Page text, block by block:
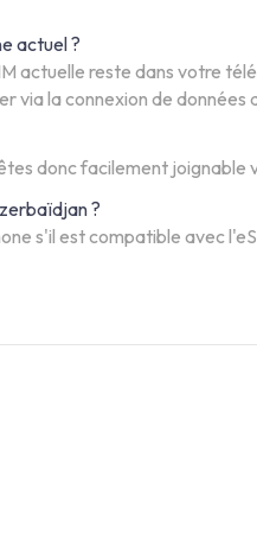
actuel ?
actuelle reste dans votre
la connexion de
donc facilement
?
s'il est compatible avec